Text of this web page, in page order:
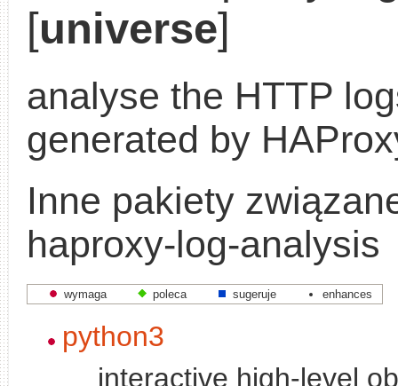
[universe]
analyse the HTTP
generated by
Inne pakiety
haproxy-log-analysis
wymaga poleca sugeruje enhances
python3
interactive high-level